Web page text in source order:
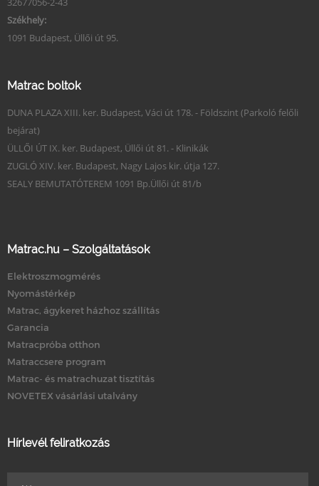
Székhely:
1091 Budapest, Üllői út 95.
Matrac boltok
DUNA PLAZA XIII. ker. Budapest, Váci út 178. - Földszint (Parkoló felőli
bejárat)
ÜLLŐI ÚT IX. ker. Budapest, Üllői út 81. - Klinikák
ZUGLÓ XIV. ker. Budapest, Nagy Lajos kir. útja 127.
SEALY BEMUTATÓTEREM 1091 Bp.Üllői út 81/b
Matrac.hu – Szolgáltatások
Elektroszmogmérés
Nyomástérkép
Matrac, ágykeret házhoz szállítás
Garancia
Matracpróba otthon
Matraccsere program
Matrac- és matrachuzat tisztítás
NOVETEX vásárlási utalvány
Hírlevél feliratkozás